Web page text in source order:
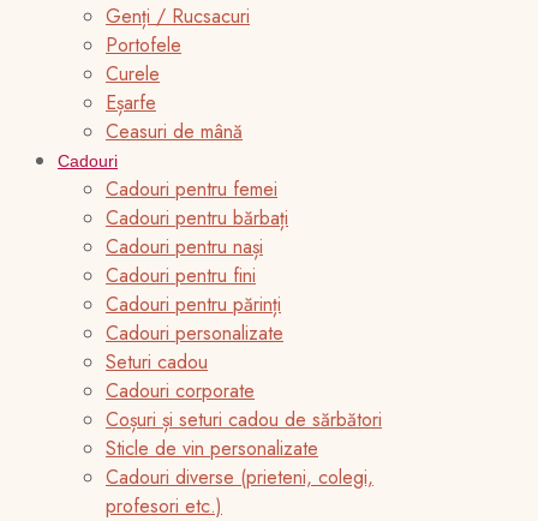
Genți / Rucsacuri
Portofele
Curele
Eșarfe
Ceasuri de mână
Cadouri
Cadouri pentru femei
Cadouri pentru bărbați
Cadouri pentru nași
Cadouri pentru fini
Cadouri pentru părinți
Cadouri personalizate
Seturi cadou
Cadouri corporate
Coșuri și seturi cadou de sărbători
Sticle de vin personalizate
Cadouri diverse (prieteni, colegi,
profesori etc.)